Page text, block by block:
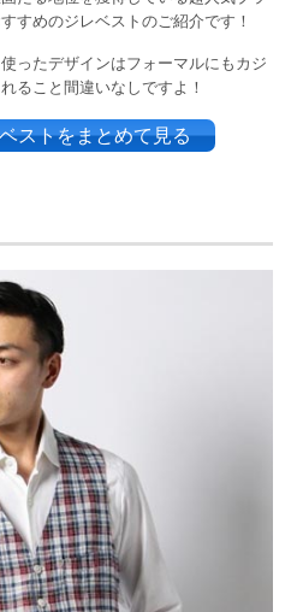
すめのジレベストのご紹介です！
ったデザインはフォーマルにもカジ
ること間違いなしですよ！
ストをまとめて見る